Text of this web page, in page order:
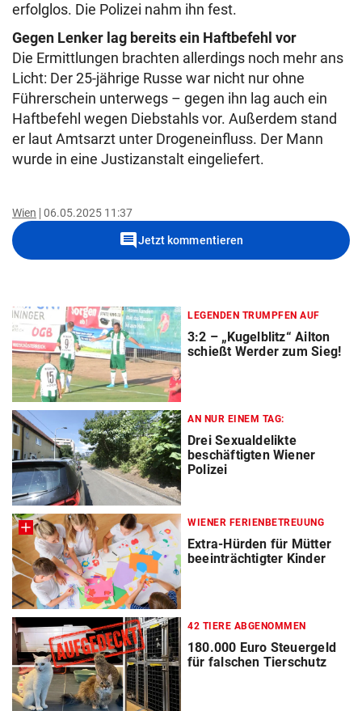
erfolglos. Die Polizei nahm ihn fest.
Gegen Lenker lag bereits ein Haftbefehl vor
Die Ermittlungen brachten allerdings noch mehr ans
Licht: Der 25-jährige Russe war nicht nur ohne
Führerschein unterwegs – gegen ihn lag auch ein
Haftbefehl wegen Diebstahls vor. Außerdem stand
er laut Amtsarzt unter Drogeneinfluss. Der Mann
wurde in eine Justizanstalt eingeliefert.
Wien 06.05.2025 11:37
commentJetzt kommentieren
LEGENDEN TRUMPFEN AUF
3:2 – „Kugelblitz“ Ailton
schießt Werder zum Sieg!
AN NUR EINEM TAG:
Drei Sexualdelikte
beschäftigten Wiener
Polizei
WIENER FERIENBETREUUNG
Extra-Hürden für Mütter
beeinträchtigter Kinder
42 TIERE ABGENOMMEN
180.000 Euro Steuergeld
für falschen Tierschutz